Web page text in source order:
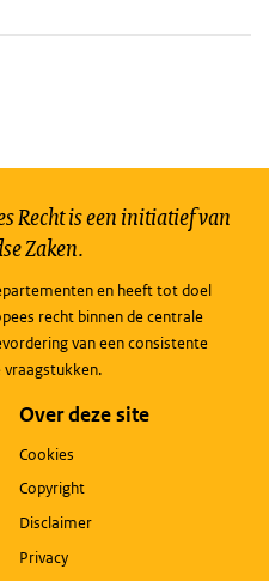
Recht is een initiatief van
Zaken.
en heeft tot doel
recht binnen de centrale
van een consistente
vraagstukken.
Over deze site
Cookies
Copyright
Disclaimer
Privacy